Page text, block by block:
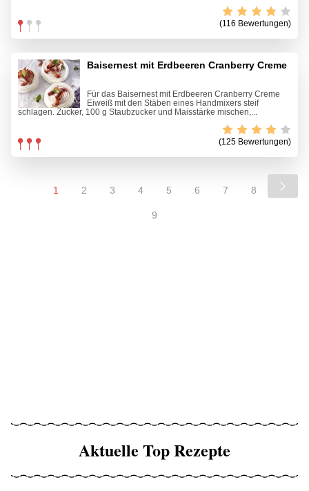
(116 Bewertungen)
Baisernest mit Erdbeeren Cranberry Creme
Für das Baisernest mit Erdbeeren Cranberry Creme
Eiweiß mit den Stäben eines Handmixers steif
schlagen. Zucker, 100 g Staubzucker und Maisstärke mischen,...
(125 Bewertungen)
1 2 3 4 5 6 7 8
9
Aktuelle Top Rezepte